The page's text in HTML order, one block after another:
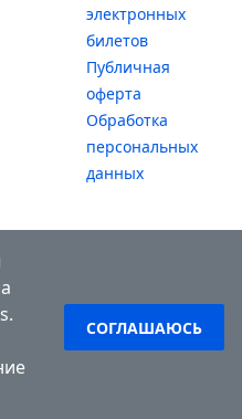
электронных
билетов
Публичная
оферта
Обработка
персональных
данных
СОГЛАШАЮСЬ